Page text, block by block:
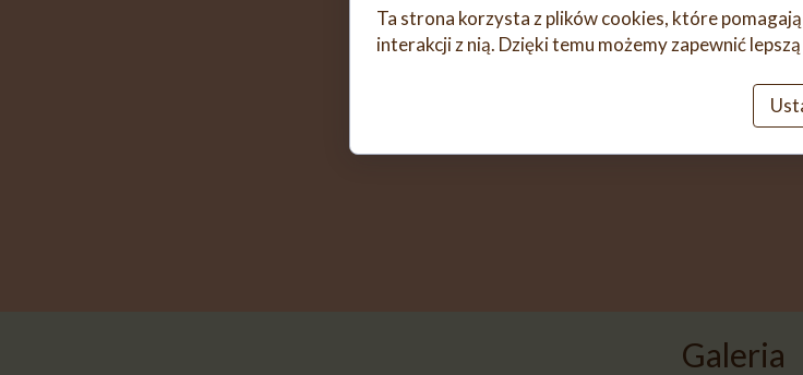
Galeria
Ta strona korzysta z plików cookies, które
interakcji z nią. Dzięki temu możemy zapewnić